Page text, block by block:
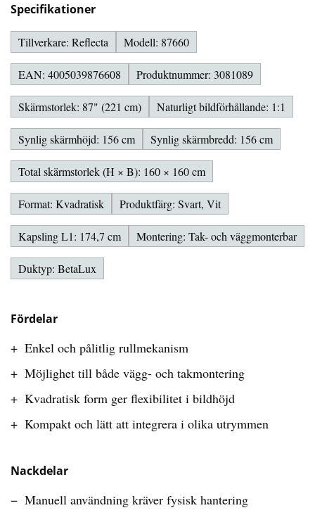
Fördelar
Enkel och pålitlig rullmekanism
Möjlighet till både vägg- och takmontering
Kvadratisk form ger flexibilitet i bildhöjd
Kompakt och lätt att integrera i olika utrymmen
Nackdelar
Manuell användning kräver fysisk hantering
Specifikationer
Tillverkare: Reflecta Modell: 87660
EAN: 4005039876608 Produktnummer: 3081089
Skärmstorlek: 87" (221 cm) Naturligt bildförhållande: 1:1
Synlig skärmhöjd: 156 cm Synlig skärmbredd: 156 cm
Total skärmstorlek (H × B): 160 × 160 cm
Format: Kvadratisk Produktfärg: Svart, Vit
Kapsling L1: 174,7 cm Montering: Tak- och väggmonterbar
Duktyp: BetaLux